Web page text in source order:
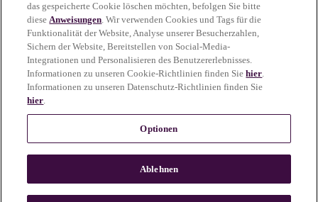
Über Sage
Sage Service
Einige Inhalte auf dieser Seite wurden mit Unterstützung von KI erstellt oder
verfeinert. Unsere Produkt-, Lebensmittel- und Kaffee-Abbildungen zeigen
echte Ergebnisse.
das gespeicherte Cookie löschen möchten, befolgen Sie bitte
dieseAnweisungen. Wir verwenden Cookies und Tags für die
Funktionalität der Website, Analyse unserer Besucherzahlen,
Sichern der Website, Bereitstellen von Social-Media-
Integrationen und Personalisieren des Benutzererlebnisses.
Informationen zu unseren Cookie-Richtlinien finden Siehier.
Informationen zu unseren Datenschutz-Richtlinien finden Sie
hier.
Optionen
Ablehnen